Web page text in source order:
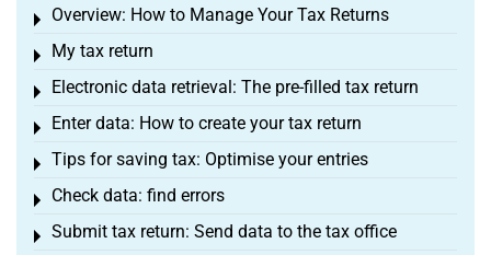
Overview: How to Manage Your Tax Returns
Toggle menu
My tax return
Toggle menu
Electronic data retrieval: The pre-filled tax return
Toggle menu
Enter data: How to create your tax return
Toggle menu
Tips for saving tax: Optimise your entries
Toggle menu
Check data: find errors
Toggle menu
Submit tax return: Send data to the tax office
Toggle menu